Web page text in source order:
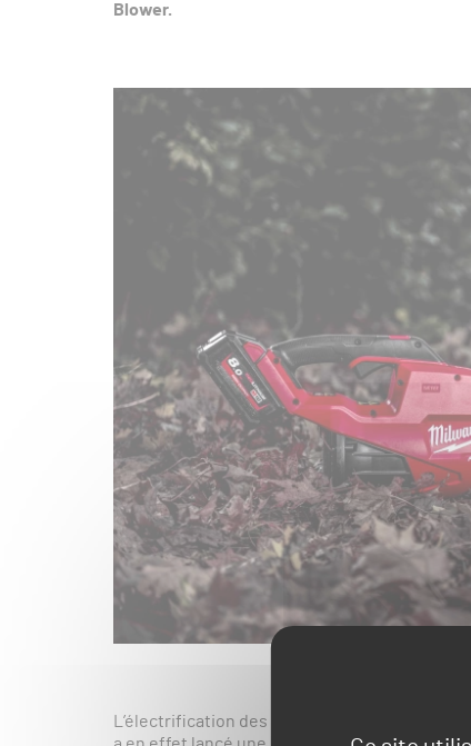
Blower.
L’électrification des outils d’entretien des